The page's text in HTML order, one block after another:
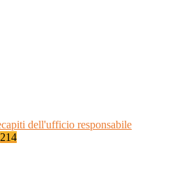
dell'ufficio responsabile
214